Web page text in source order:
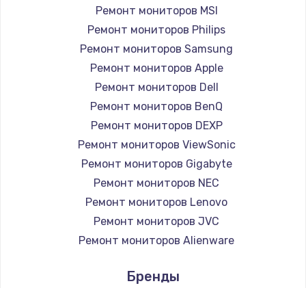
Замена вебкамеры
1260 руб.
Заказать
Ремонт петель крышки
990 руб.
Заказать
Настройка Wi-Fi
1030 руб.
Заказать
Замена шим-контроллера
3900 руб.
Ремонт мониторов MSI
Ремонт мониторов Philips
Ремонт мониторов Samsung
Ремонт мониторов Apple
Ремонт мониторов Dell
Ремонт мониторов BenQ
Ремонт мониторов DEXP
Ремонт мониторов ViewSonic
Ремонт мониторов Gigabyte
Ремонт мониторов NEC
Ремонт мониторов Lenovo
Ремонт мониторов JVC
Ремонт мониторов Alienware
Ремонт мониторов Thunderobot
Бренды